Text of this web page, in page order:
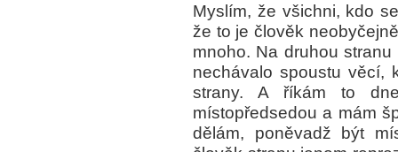
Myslím, že všichni, kdo
že to je člověk
mnoho. Na druhou
nechávalo spoustu věcí,
strany. A říkám to
místopředsedou a mám
dělám, poněvadž být